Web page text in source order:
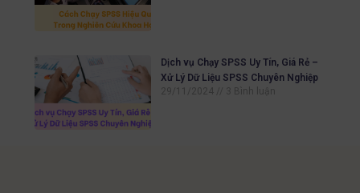
Dịch vụ Chạy SPSS Uy Tín, Giá Rẻ –
Xử Lý Dữ Liệu SPSS Chuyên Nghiệp
29/11/2024
3 Bình luận